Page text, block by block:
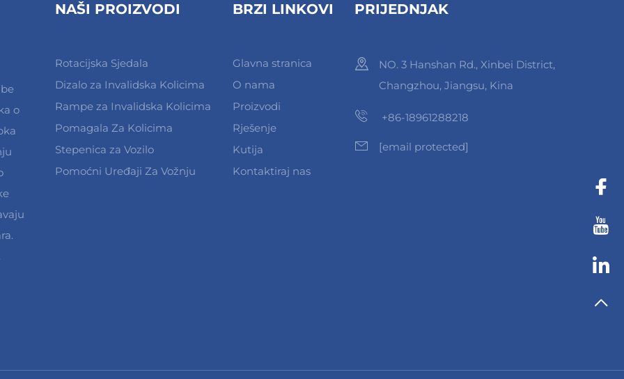
o
NAŠI PROIZVODI
Rotacijska Sjedala
Dizalo za Invalidska Kolicima
Rampe za Invalidska Kolicima
Pomagala Za Kolicima
Stepenica za Vozilo
Pomoćni Uređaji Za Vožnju
BRZI LINKOVI
Glavna stranica
O nama
Proizvodi
Rješenje
Kutija
Kontaktiraj nas
PRIJEDNJAK
NO. 3 Hanshan Rd., Xinbei District,
Changzhou, Jiangsu, Kina
+86-18961288218
[email protected]